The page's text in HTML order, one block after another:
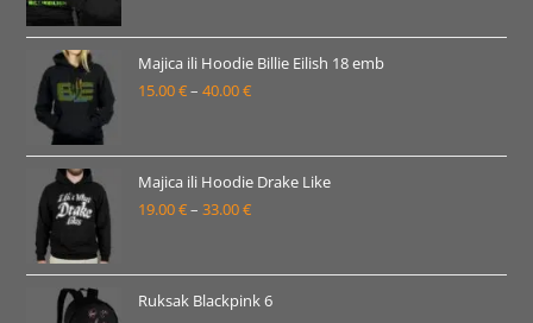
od
13.00 €
do
Majica ili Hoodie Billie Eilish 18 emb
15.00€– 40.00€Raspon
od
15.00 €
do
Majica ili Hoodie Drake Like
19.00€– 33.00€Raspon
od
19.00 €
Ruksak Blackpink 6